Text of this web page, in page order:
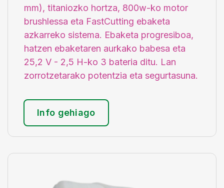
mm), titaniozko hortza, 800w-ko motor
brushlessa eta FastCutting ebaketa
azkarreko sistema. Ebaketa progresiboa,
hatzen ebaketaren aurkako babesa eta
25,2 V - 2,5 H-ko 3 bateria ditu. Lan
zorrotzetarako potentzia eta segurtasuna.
Info gehiago